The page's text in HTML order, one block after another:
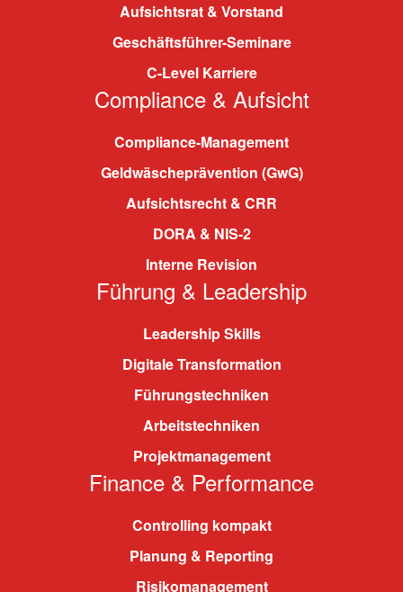
Aufsichtsrat & Vorstand
Geschäftsführer-Seminare
C-Level Karriere
Compliance & Aufsicht
Compliance-Management
Geldwäscheprävention (GwG)
Aufsichtsrecht & CRR
DORA & NIS-2
Interne Revision
Führung & Leadership
Leadership Skills
Digitale Transformation
Führungstechniken
Arbeitstechniken
Projektmanagement
Finance & Performance
Controlling kompakt
Planung & Reporting
Risikomanagement